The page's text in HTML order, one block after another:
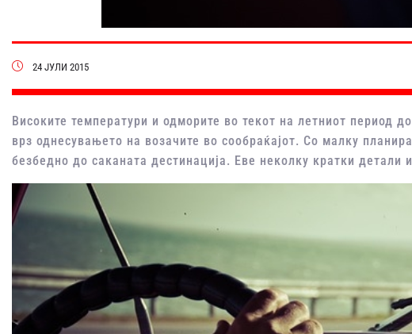
24 ЈУЛИ 2015
Високите температури и одморите во текот на летниот период
врз однесувањето на возачите во сообраќајот. Со малку
безбедно до саканата дестинација. Еве неколку кратки детали